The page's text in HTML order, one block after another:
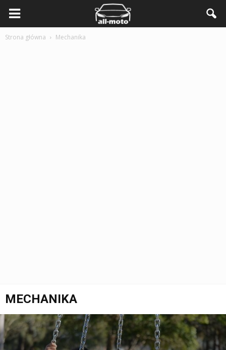
Strona główna Mechanika
MECHANIKA